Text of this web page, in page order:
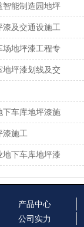
智能制造园地坪
及交通设施工
场地坪漆工程专
地坪漆划线及交
下车库地坪漆施
漆施工
下车库地坪漆
产品中心
公司实力